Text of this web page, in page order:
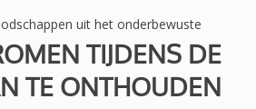
uit het onderbewuste
TIJDENS DE
TE ONTHOUDEN